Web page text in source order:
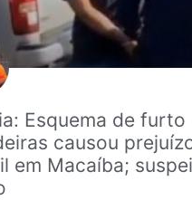
Esquema de furto
causou
em Macaíba;